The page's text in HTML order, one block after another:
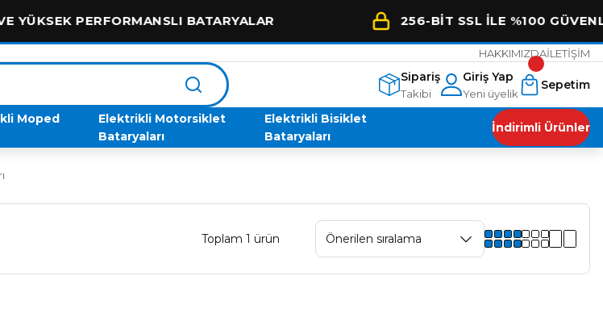
PERFORMANSLI BATARYALAR 256-BİT SSL İLE %100 GÜVENLİ
HAKKIMIZDAİLETİŞİM
Sipariş
Takibi
Giriş Yap
Yeni üyelik
Sepetim
Moped
Elektrikli Motorsiklet
Bataryaları
Elektrikli Bisiklet
Bataryaları
İndirimli Ürünler
Toplam 1 ürün